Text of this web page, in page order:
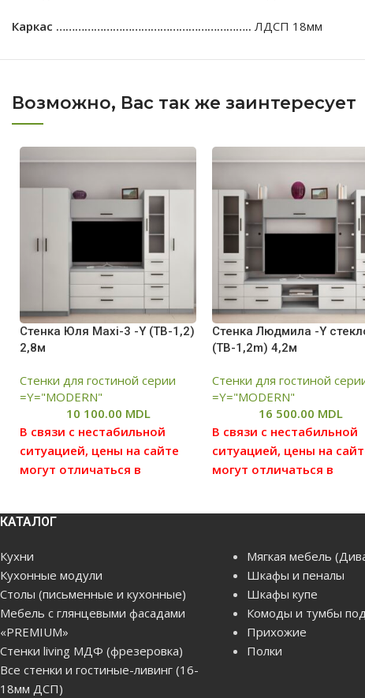
Каркас …………………………………………………….. ЛДСП 18мм
Возможно, Вас так же заинтересует
Стенка Юля Maxi-3 -Y (ТВ-1,2)
2,8м
Стенки для гостиной серии
=Y="MODERN"
10 100.00 MDL
В связи с нестабильной
ситуацией, цены на сайте
могут отличаться в
просим вас уточнять цену у
этого можете связаться с
нами по данным которые
указаны в отделе
"Контакты"
Цена без сборки и
доставки(бесплатная
доставка по Кишиневу,
Стенка Людмила -Y
(ТВ-1,2m) 4,2м
Стенки для гостиной
=Y="MODERN"
16 500.00 MDL
В связи с нестабильной
ситуацией, цены на
могут отличаться в
этого можете связаться
нами по данным которые
указаны в отделе
"Контакты"
Цена без сборки и
КАТАЛОГ
Кухни
Кухонные модули
Столы (письменные и кухонные)
Мебель с глянцевыми фасадами
«PREMIUM»
Стенки living МДФ (фрезеровка)
Все стенки и гостиные-ливинг (16-
18мм ДСП)
Мягкая мебель
Шкафы и пеналы
Шкафы купе
Комоды и тумбы
Прихожие
Полки